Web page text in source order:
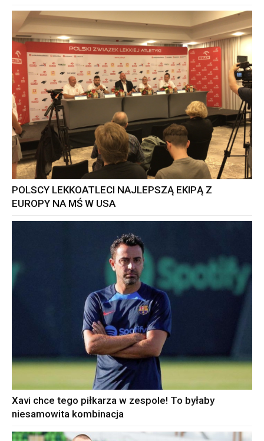
POLSCY LEKKOATLECI NAJLEPSZĄ EKIPĄ Z
EUROPY NA MŚ W USA
Xavi chce tego piłkarza w zespole! To byłaby
niesamowita kombinacja